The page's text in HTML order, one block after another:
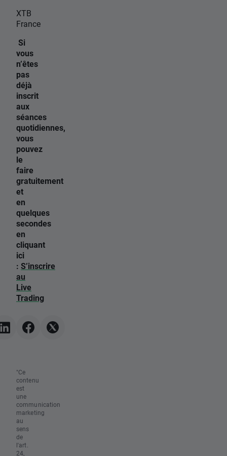
XTB
France
Si
vous
n’êtes
pas
déjà
inscrit
aux
séances
quotidiennes,
vous
pouvez
le
faire
gratuitement
et
en
quelques
secondes
en
cliquant
ici
: S’inscrire
au
Live
Trading
"Ce
contenu
est
une
communication
marketing
au
sens
de
l'art.
24,